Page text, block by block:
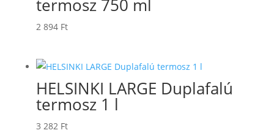
termosz 750 ml
2 894 Ft
HELSINKI LARGE Duplafalú
termosz 1 l
3 282 Ft